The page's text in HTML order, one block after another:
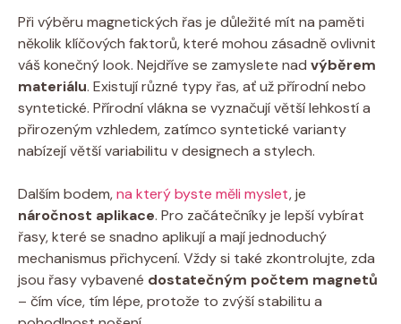
Při výběru magnetických řas je důležité mít na paměti
několik klíčových faktorů, které mohou zásadně ovlivnit
váš konečný look. Nejdříve se zamyslete nad výběrem
materiálu. Existují různé typy řas, ať už přírodní nebo
syntetické. Přírodní vlákna se vyznačují větší lehkostí a
přirozeným vzhledem, zatímco syntetické varianty
nabízejí větší variabilitu v designech a stylech.
Dalším bodem,na který byste měli myslet, je
náročnost aplikace. Pro začátečníky je lepší vybírat
řasy, které se snadno aplikují a mají jednoduchý
mechanismus přichycení. Vždy si také zkontrolujte, zda
jsou řasy vybavené dostatečným počtem magnetů
– čím více, tím lépe, protože to zvýší stabilitu a